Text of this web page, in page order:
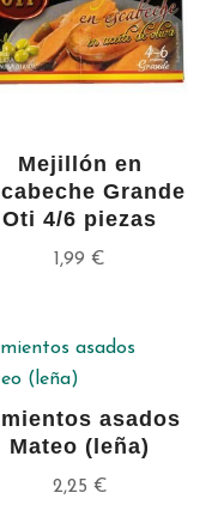
Mejillón en
Grande
Oti 4/6 piezas
1,99€
asados
Mateo (leña)
2,25 €